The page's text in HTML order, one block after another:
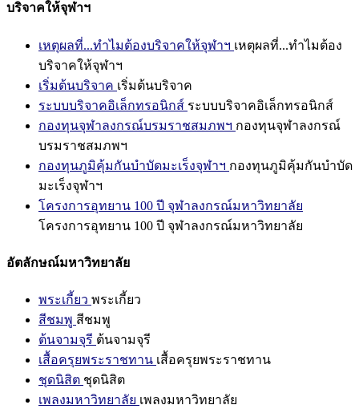
บริจาคให้จุฬาฯ
เหตุผลที่...ทำไมต้องบริจาคให้จุฬาฯ เหตุผลที่...ทำไมต้อง
บริจาคให้จุฬาฯ
เริ่มต้นบริจาค เริ่มต้นบริจาค
ระบบบริจาคอิเล็กทรอนิกส์ ระบบบริจาคอิเล็กทรอนิกส์
กองทุนจุฬาลงกรณ์บรมราชสมภพฯ กองทุนจุฬาลงกรณ์
บรมราชสมภพฯ
กองทุนภูมิคุ้มกันบำบัดมะเร็งจุฬาฯ กองทุนภูมิคุ้มกันบำบัด
มะเร็งจุฬาฯ
โครงการอุทยาน 100 ปี จุฬาลงกรณ์มหาวิทยาลัย
โครงการอุทยาน 100 ปี จุฬาลงกรณ์มหาวิทยาลัย
อัตลักษณ์มหาวิทยาลัย
พระเกี้ยว พระเกี้ยว
สีชมพู สีชมพู
ต้นจามจุรี ต้นจามจุรี
เสื้อครุยพระราชทาน เสื้อครุยพระราชทาน
ชุดนิสิต ชุดนิสิต
เพลงมหาวิทยาลัย เพลงมหาวิทยาลัย